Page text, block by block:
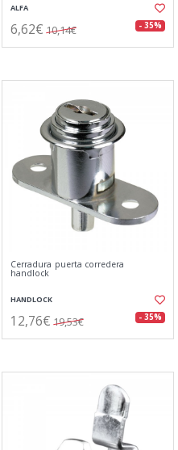
ALFA
6,62€ 10,14€ - 35%
Cerradura puerta corredera
handlock
HANDLOCK
12,76€ 19,53€ - 35%